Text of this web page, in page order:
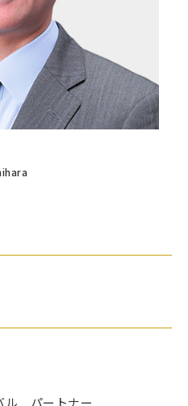
ル パートナー